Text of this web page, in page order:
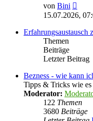
von Bini
15.07.2026,
Erfahrungsaustausch
Themen
Beiträge
Letzter Beitrag
Bezness - wie kann
Tipps & Tricks wie
Moderator:
122 Themen
3680 Beiträge